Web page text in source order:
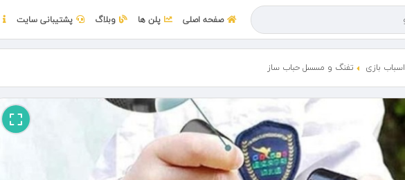
صفحه اصلی پلن ها وبلاگ پشتیبانی سایت
اسباب بازی تفنگ و مسسل حباب ساز